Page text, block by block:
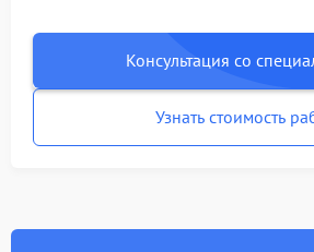
Консультация со
Узнать стоимость